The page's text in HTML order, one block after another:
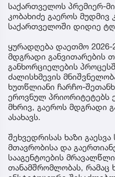
საქართველოს პრემიერ-
კობახიძე გაეროს
საქართველოში დიდიე
ყურადღება დაეთმო 2026-
მდგრადი განვითარების
განხორციელების
ძალისხმევის
ხუთწლიანი ჩარჩო-
ეროვნულ პრიორიტეტებს
მხრივ, გაეროს მდგრადი
ასახავს.
შეხვედრისას ხაზი
მთავრობისა და
სააგენტოების
თანამშრომლობას, რამაც